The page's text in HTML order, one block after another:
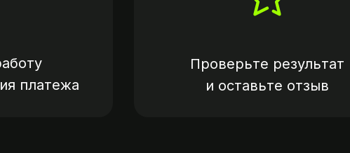
платежа
Проверьте результат
и оставьте отзыв